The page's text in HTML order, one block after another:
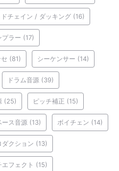
ドチェイン / ダッキング (16)
プラー (17)
(81) シーケンサー (14)
ドラム音源 (39)
(25) ピッチ補正 (15)
ース音源 (13) ボイチェン (14)
ダクション (13)
エフェクト (15)